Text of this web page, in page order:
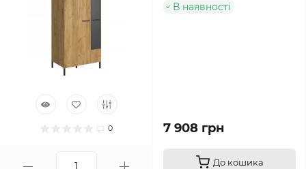
0
В наявності
7 908 грн
До кошика